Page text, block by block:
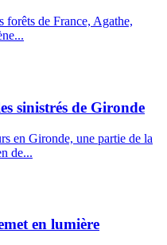
forêts de France, Agathe,
sinistrés de Gironde
en Gironde, une partie de la
de...
en lumière